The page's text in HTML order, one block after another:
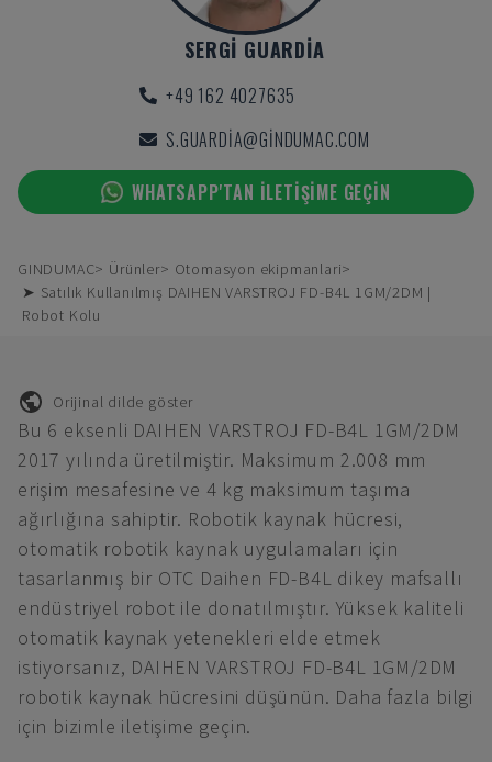
SERGI GUARDIA
+49 162 4027635
S.GUARDIA@GINDUMAC.COM
WHATSAPP'TAN ILETIŞIME GEÇIN
GINDUMAC Ürünler
Otomasyon ekipmanlari
➤ Satılık Kullanılmış DAIHEN VARSTROJ FD-B4L 1GM/2DM |
Robot Kolu
Orijinal dilde göster
Bu 6 eksenli DAIHEN VARSTROJ FD-B4L 1GM/2DM
2017 yılında üretilmiştir. Maksimum 2.008 mm
erişim mesafesine ve 4 kg maksimum taşıma
ağırlığına sahiptir. Robotik kaynak hücresi,
otomatik robotik kaynak uygulamaları için
tasarlanmış bir OTC Daihen FD-B4L dikey mafsallı
endüstriyel robot ile donatılmıştır. Yüksek kaliteli
otomatik kaynak yetenekleri elde etmek
istiyorsanız, DAIHEN VARSTROJ FD-B4L 1GM/2DM
robotik kaynak hücresini düşünün. Daha fazla bilgi
için bizimle iletişime geçin.